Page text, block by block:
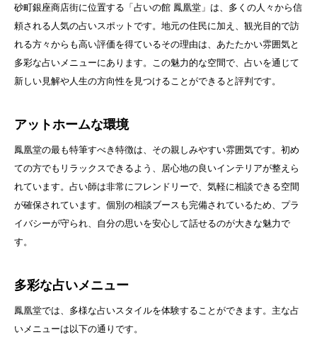
砂町銀座商店街に位置する「占いの館 鳳凰堂」は、多くの人々から信
頼される人気の占いスポットです。地元の住民に加え、観光目的で訪
れる方々からも高い評価を得ているその理由は、あたたかい雰囲気と
多彩な占いメニューにあります。この魅力的な空間で、占いを通じて
新しい見解や人生の方向性を見つけることができると評判です。
アットホームな環境
鳳凰堂の最も特筆すべき特徴は、その親しみやすい雰囲気です。初め
ての方でもリラックスできるよう、居心地の良いインテリアが整えら
れています。占い師は非常にフレンドリーで、気軽に相談できる空間
が確保されています。個別の相談ブースも完備されているため、プラ
イバシーが守られ、自分の思いを安心して話せるのが大きな魅力で
す。
多彩な占いメニュー
鳳凰堂では、多様な占いスタイルを体験することができます。主な占
いメニューは以下の通りです。